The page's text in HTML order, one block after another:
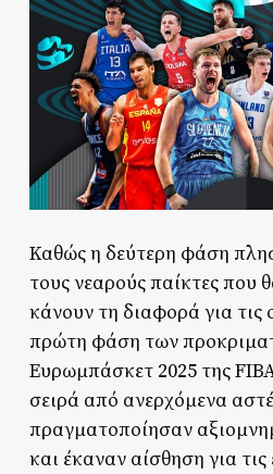
Καθώς η δεύτερη φάση
τους νεαρούς παίκτες που
κάνουν τη διαφορά για τις
πρώτη φάση των
Ευρωμπάσκετ 2025 της
σειρά από ανερχόμενα
πραγματοποίησαν
και έκαναν αίσθηση για τις